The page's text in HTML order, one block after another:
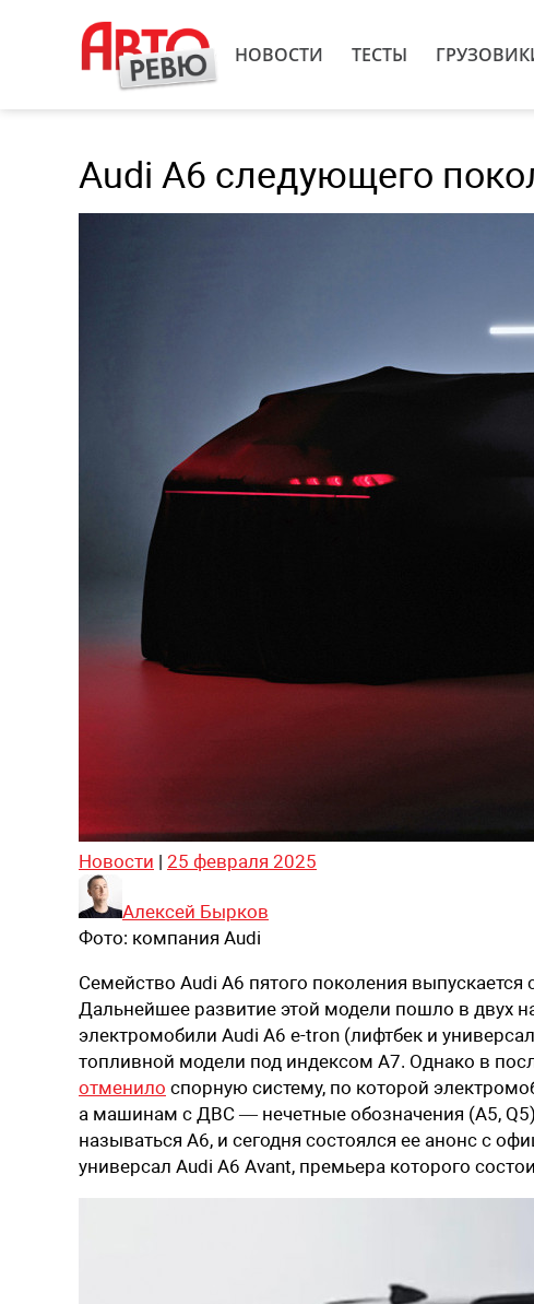
НОВОСТИ ТЕСТЫ
Audi A6 следующего
Новости | 25 февраля 2025
Алексей Бырков
Фото: компания Audi
Семейство Audi A6 пятого поколения выпускается
Дальнейшее развитие этой модели пошло в двух
электромобили Audi A6 e-tron (лифтбек и
топливной модели под индексом A7. Однако в
отменило спорную систему, по которой
а машинам с ДВС — нечетные обозначения (A5,
называться A6, и сегодня состоялся ее анонс с
универсал Audi A6 Avant, премьера которого